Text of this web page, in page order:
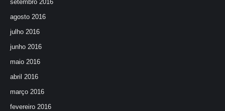
setembro 2016
agosto 2016
julho 2016
junho 2016
maio 2016
abril 2016
março 2016
fevereiro 2016